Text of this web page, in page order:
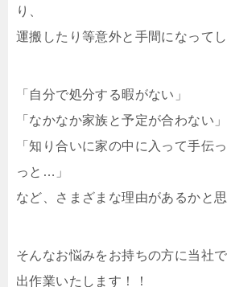
り、
運搬したり等意外と手間になってし
「自分で処分する暇がない」
「なかなか家族と予定が合わない」
「知り合いに家の中に入って手伝
っと…」
など、さまざまな理由があるかと思
そんなお悩みをお持ちの方に当社
出作業いたします！！